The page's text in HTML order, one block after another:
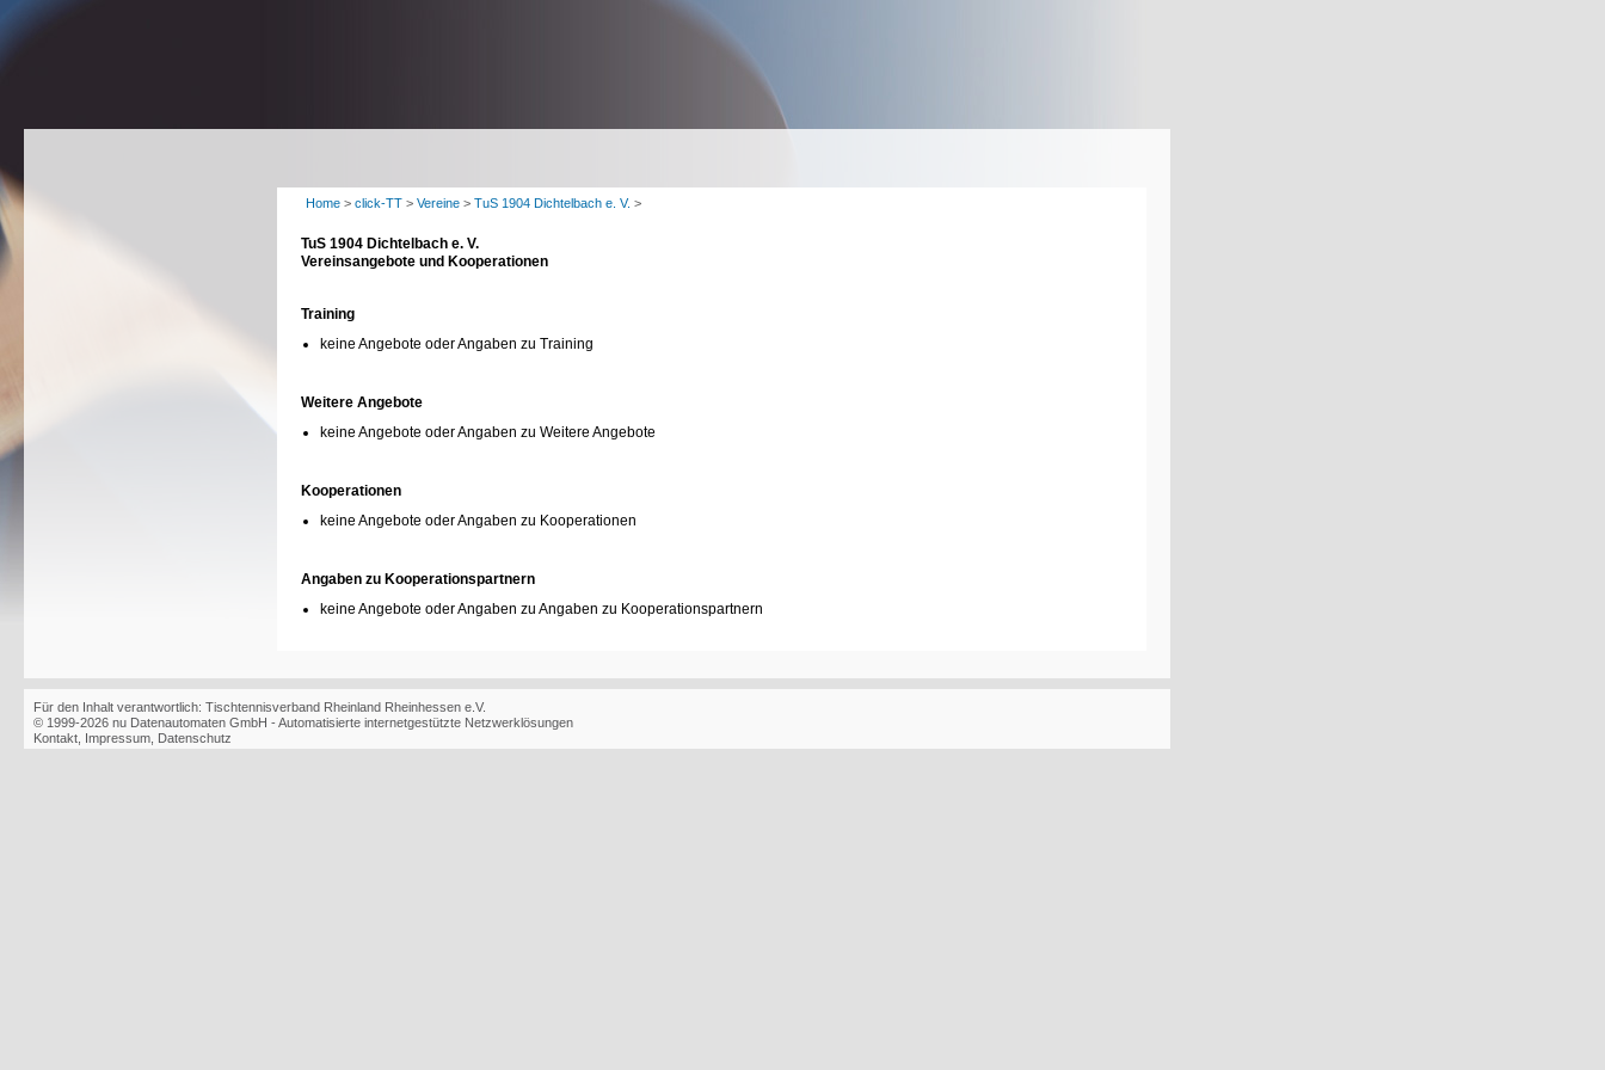
Home > click-TT > Vereine > TuS 1904 Dichtelbach e. V. >
TuS 1904 Dichtelbach e. V.
Vereinsangebote und Kooperationen
Training
keine Angebote oder Angaben zu Training
Weitere Angebote
keine Angebote oder Angaben zu Weitere Angebote
Kooperationen
keine Angebote oder Angaben zu Kooperationen
Angaben zu Kooperationspartnern
keine Angebote oder Angaben zu Angaben zu Kooperationspartnern
Für den Inhalt verantwortlich: Tischtennisverband Rheinland Rheinhessen e.V.
© 1999-2026 nu Datenautomaten GmbH - Automatisierte internetgestützte Netzwerklösungen
Kontakt Impressum Datenschutz